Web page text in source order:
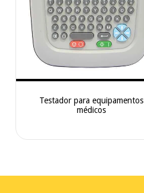
Testador para equipamentos
médicos